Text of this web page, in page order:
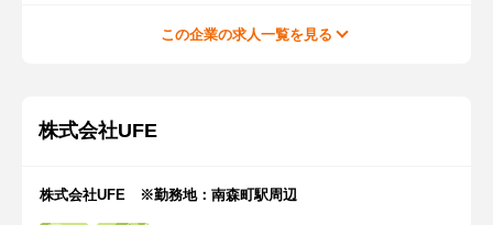
この企業の求人一覧を見る
株式会社UFE
株式会社UFE ※勤務地：南森町駅周辺